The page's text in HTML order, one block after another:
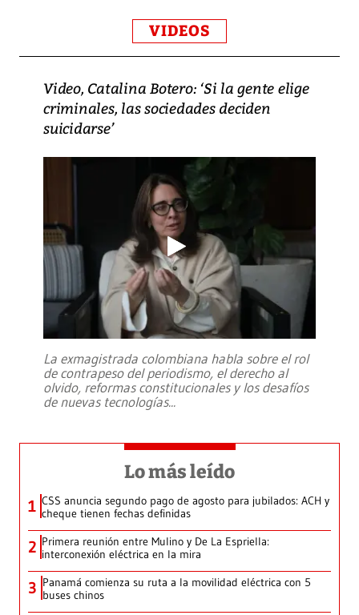
VIDEOS
Video, Catalina Botero: ‘Si la gente elige
criminales, las sociedades deciden
suicidarse’
La exmagistrada colombiana habla sobre el rol
de contrapeso del periodismo, el derecho al
olvido, reformas constitucionales y los desafíos
de nuevas tecnologías...
Lo más leído
1 CSS anuncia segundo pago de agosto para jubilados: ACH y
cheque tienen fechas definidas
2 Primera reunión entre Mulino y De La Espriella:
interconexión eléctrica en la mira
3 Panamá comienza su ruta a la movilidad eléctrica con 5
buses chinos